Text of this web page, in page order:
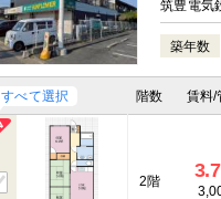
筑豊電気
築年数
すべて選択 階数 賃料/
2階 3.7